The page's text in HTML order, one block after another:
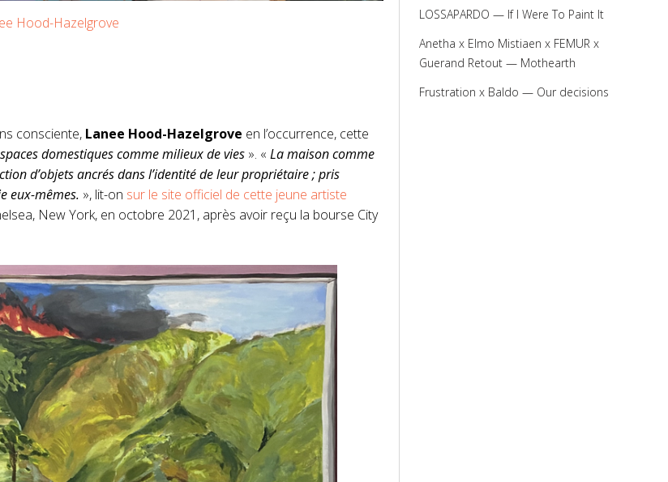
Hood-Hazelgrove
consciente, Lanee Hood-Hazelgrove en l’occurrence, cette
domestiques comme milieux de vies ». « La maison comme
d’objets ancrés dans l’identité de leur propriétaire ; pris
eux-mêmes. », lit-on sur le site officiel de cette jeune artiste
New York, en octobre 2021, après avoir reçu la bourse City
LOSSAPARDO — If I Were To Paint It
Anetha x Elmo Mistiaen x FEMUR x
Guerand Retout — Mothearth
Frustration x Baldo — Our decisions